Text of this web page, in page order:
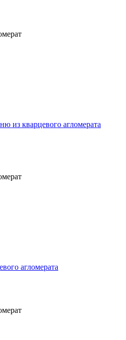
из кварцевого агломерата
агломерата